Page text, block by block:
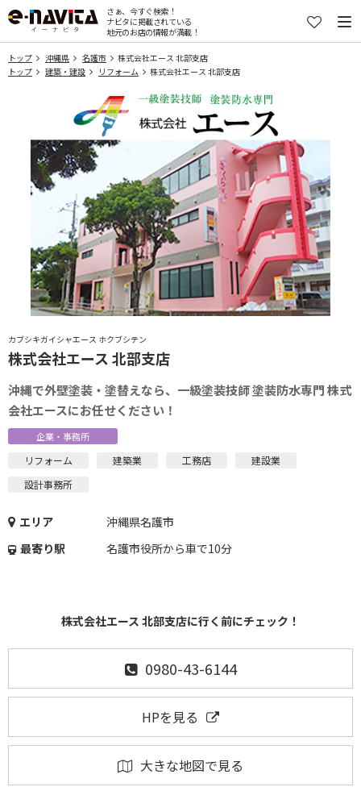
さぁ、今すぐ検索！
ナビタに掲載されている
地元のお店の情報が満載！
トップ 沖縄県 名護市
株式会社エース 北部支店
トップ
建築・建設 リフォーム 株式会社エース 北部支店
カブシキガイシャエース ホクブシテン
株式会社エース 北部支店
沖縄で外壁塗装・塗替えなら、一級塗装技師 塗装防水専門 株式
会社エースにお任せください！
企業・事務所
リフォーム 建築業 工務店
建設業
設計事務所
エリア
沖縄県名護市
最寄り駅
名護市役所から車で10分
株式会社エース 北部支店に行く前にチェック！
0980-43-6144
HPを見る
大きな地図で見る